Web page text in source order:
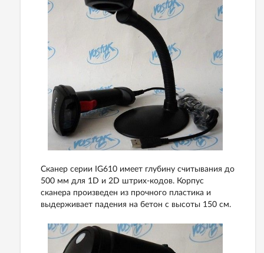
Сканер серии IG610 имеет глубину считывания до
500 мм для 1D и 2D штрих-кодов. Корпус
сканера произведен из прочного пластика и
выдерживает падения на бетон с высоты 150 см.